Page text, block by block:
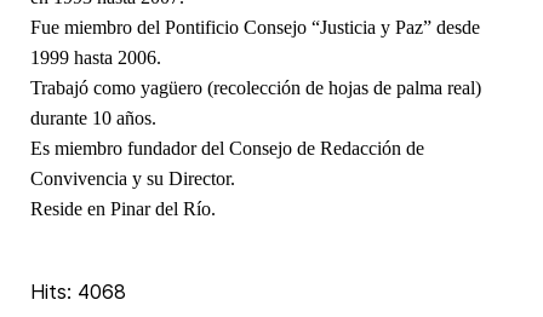
Fue miembro del Pontificio Consejo “Justicia y Paz” desde
1999 hasta 2006.
Trabajó como yagüero (recolección de hojas de palma real)
durante 10 años.
Es miembro fundador del Consejo de Redacción de
Convivencia y su Director.
Reside en Pinar del Río.
Hits: 4068